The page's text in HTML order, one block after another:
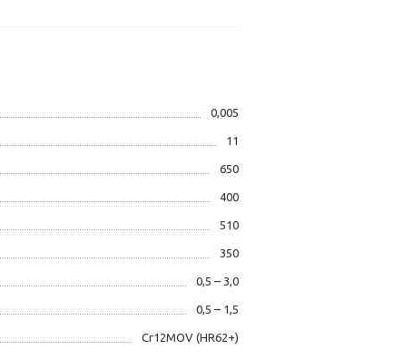
0,005
11
650
400
510
350
0,5 – 3,0
0,5 – 1,5
Cr12MOV (HR62+)